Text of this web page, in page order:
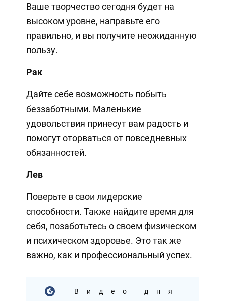
Ваше творчество сегодня будет на
высоком уровне, направьте его
правильно, и вы получите неожиданную
пользу.
Рак
Дайте себе возможность побыть
беззаботными. Маленькие
удовольствия принесут вам радость и
помогут оторваться от повседневных
обязанностей.
Лев
Поверьте в свои лидерские
способности. Также найдите время для
себя, позаботьтесь о своем физическом
и психическом здоровье. Это так же
важно, как и профессиональный успех.
Видео дня